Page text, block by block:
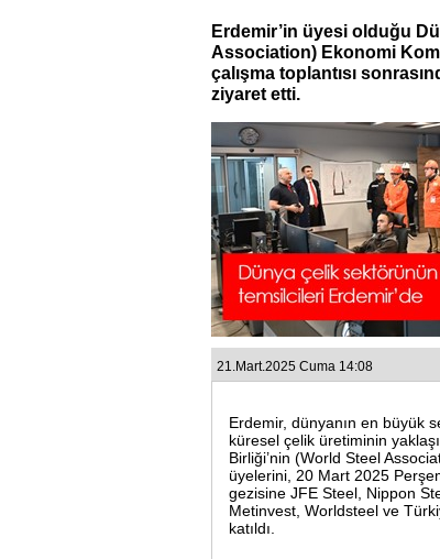
Erdemir’in üyesi olduğu
Association) Ekonomi
çalışma toplantısı
ziyaret etti.
21.Mart.2025 Cuma 14:08
Erdemir, dünyanın en büyük
küresel çelik üretiminin
Birliği’nin (World Steel
üyelerini, 20 Mart 2025
gezisine JFE Steel, Nippon
Metinvest, Worldsteel ve
katıldı.